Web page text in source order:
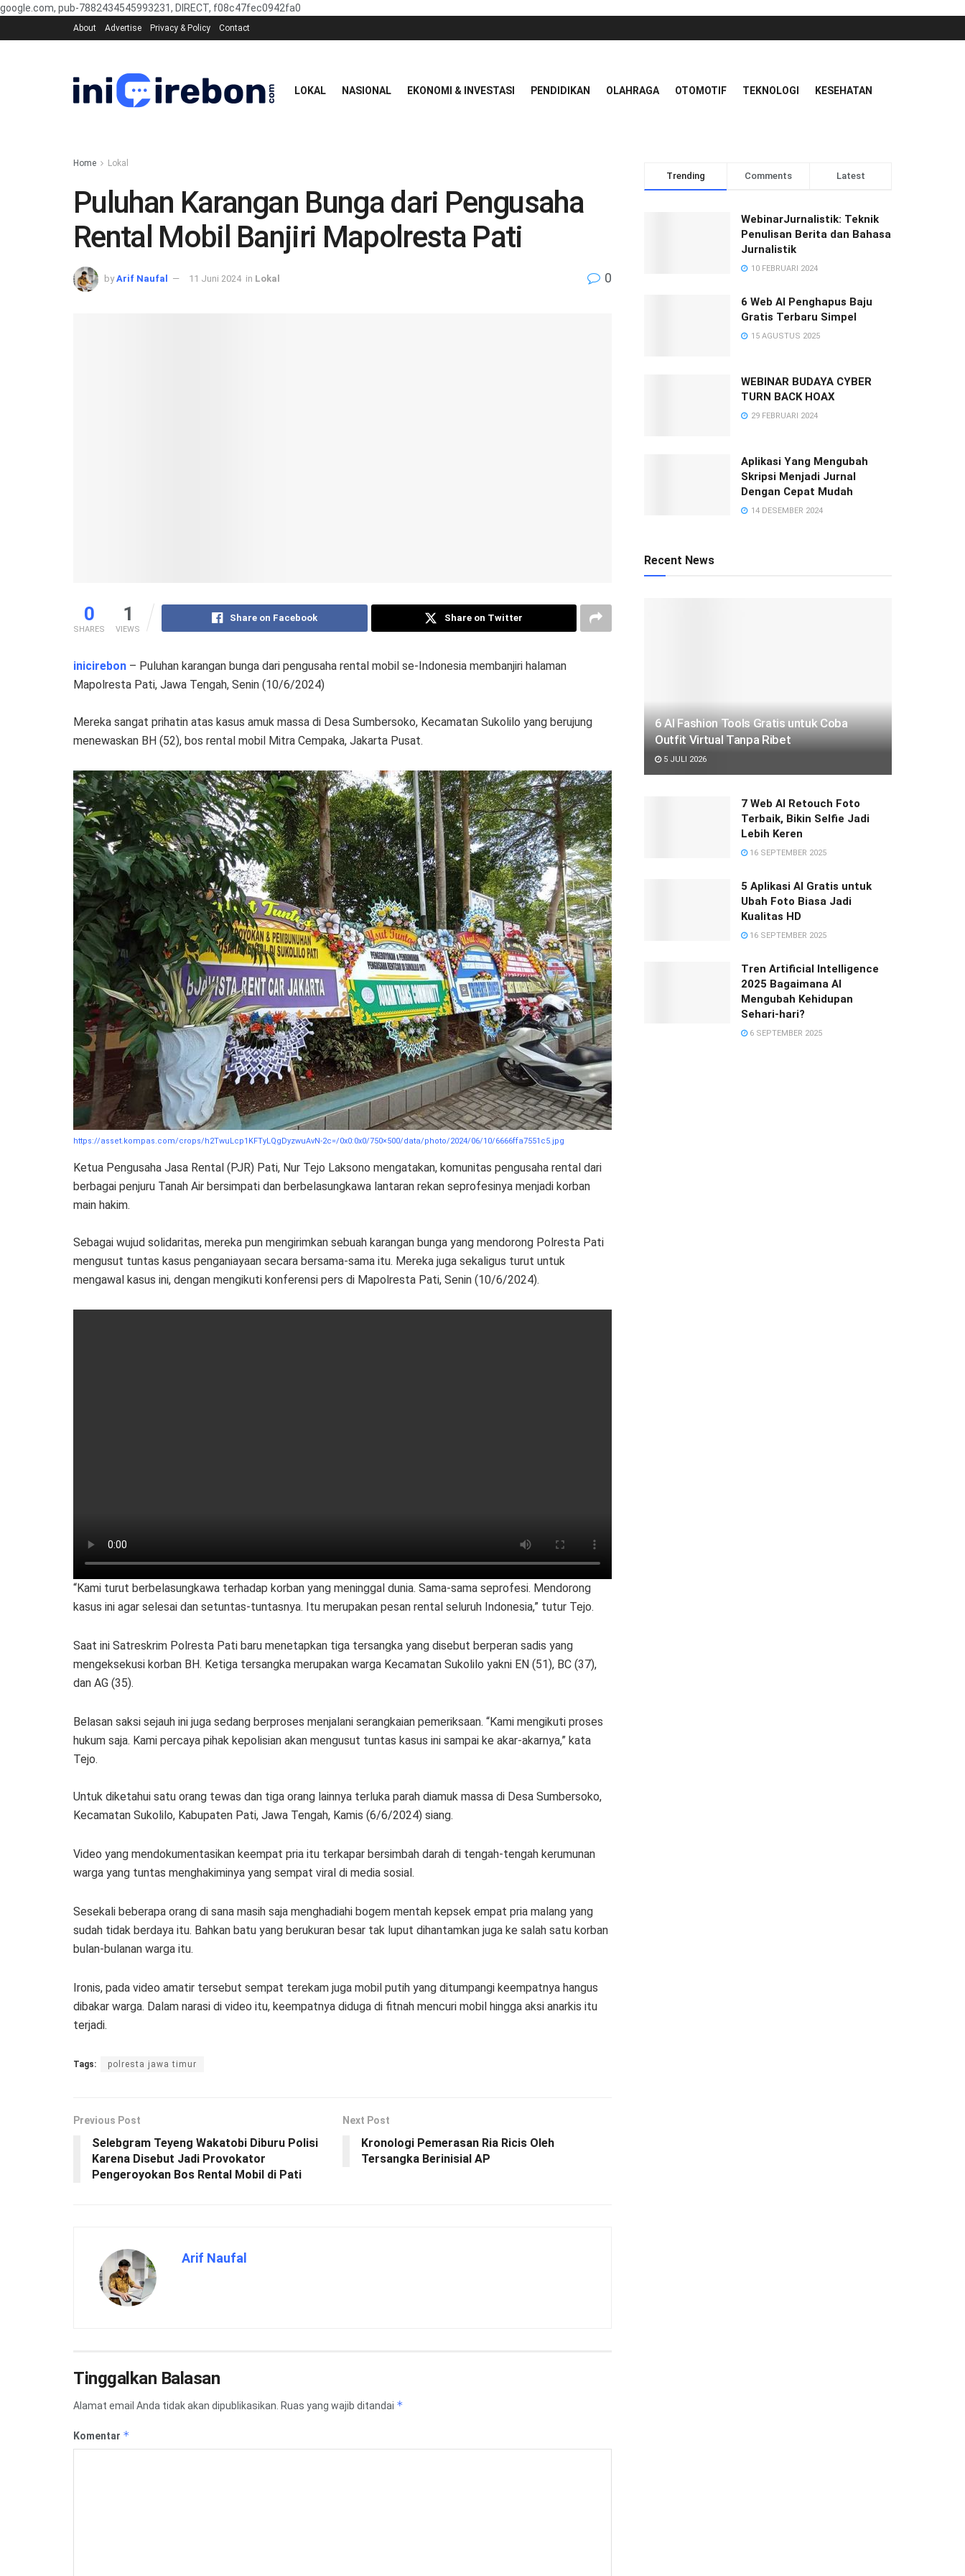
google.com, pub-7882434545993231, DIRECT, f08c47fec0942fa0
About Advertise Privacy & Policy Contact
LOKAL NASIONAL EKONOMI & INVESTASI PENDIDIKAN OLAHRAGA OTOMOTIF TEKNOLOGI KESEHATAN
Home Lokal
Puluhan Karangan Bunga dari Pengusaha
Rental Mobil Banjiri Mapolresta Pati
by Arif Naufal 11 Juni 2024 in Lokal 0
0
SHARES
1
VIEWS
Share on Facebook Share on Twitter
inicirebon – Puluhan karangan bunga dari pengusaha rental mobil se-Indonesia membanjiri halaman
Mapolresta Pati, Jawa Tengah, Senin (10/6/2024)
Mereka sangat prihatin atas kasus amuk massa di Desa Sumbersoko, Kecamatan Sukolilo yang berujung
menewaskan BH (52), bos rental mobil Mitra Cempaka, Jakarta Pusat.
https://asset.kompas.com/crops/h2TwuLcp1KFTyLQgDyzwuAvN-2c=/0x0:0x0/750×500/data/photo/2024/06/10/6666ffa7551c5.jpg
Ketua Pengusaha Jasa Rental (PJR) Pati, Nur Tejo Laksono mengatakan, komunitas pengusaha rental dari
berbagai penjuru Tanah Air bersimpati dan berbelasungkawa lantaran rekan seprofesinya menjadi korban
main hakim.
Sebagai wujud solidaritas, mereka pun mengirimkan sebuah karangan bunga yang mendorong Polresta Pati
mengusut tuntas kasus penganiayaan secara bersama-sama itu. Mereka juga sekaligus turut untuk
mengawal kasus ini, dengan mengikuti konferensi pers di Mapolresta Pati, Senin (10/6/2024).
“Kami turut berbelasungkawa terhadap korban yang meninggal dunia. Sama-sama seprofesi. Mendorong
kasus ini agar selesai dan setuntas-tuntasnya. Itu merupakan pesan rental seluruh Indonesia,” tutur Tejo.
Saat ini Satreskrim Polresta Pati baru menetapkan tiga tersangka yang disebut berperan sadis yang
mengeksekusi korban BH. Ketiga tersangka merupakan warga Kecamatan Sukolilo yakni EN (51), BC (37),
dan AG (35).
Belasan saksi sejauh ini juga sedang berproses menjalani serangkaian pemeriksaan. “Kami mengikuti proses
hukum saja. Kami percaya pihak kepolisian akan mengusut tuntas kasus ini sampai ke akar-akarnya,” kata
Tejo.
Untuk diketahui satu orang tewas dan tiga orang lainnya terluka parah diamuk massa di Desa Sumbersoko,
Kecamatan Sukolilo, Kabupaten Pati, Jawa Tengah, Kamis (6/6/2024) siang.
Video yang mendokumentasikan keempat pria itu terkapar bersimbah darah di tengah-tengah kerumunan
warga yang tuntas menghakiminya yang sempat viral di media sosial.
Sesekali beberapa orang di sana masih saja menghadiahi bogem mentah kepsek empat pria malang yang
sudah tidak berdaya itu. Bahkan batu yang berukuran besar tak luput dihantamkan juga ke salah satu korban
bulan-bulanan warga itu.
Ironis, pada video amatir tersebut sempat terekam juga mobil putih yang ditumpangi keempatnya hangus
dibakar warga. Dalam narasi di video itu, keempatnya diduga di fitnah mencuri mobil hingga aksi anarkis itu
terjadi.
Tags: polresta jawa timur
Previous Post
Selebgram Teyeng Wakatobi Diburu Polisi
Karena Disebut Jadi Provokator
Pengeroyokan Bos Rental Mobil di Pati
Next Post
Kronologi Pemerasan Ria Ricis Oleh
Tersangka Berinisial AP
Arif Naufal
Tinggalkan Balasan
Alamat email Anda tidak akan dipublikasikan. Ruas yang wajib ditandai *
Komentar *
Trending Comments Latest
WebinarJurnalistik: Teknik
Penulisan Berita dan Bahasa
Jurnalistik
10 FEBRUARI 2024
6 Web AI Penghapus Baju
Gratis Terbaru Simpel
15 AGUSTUS 2025
WEBINAR BUDAYA CYBER
TURN BACK HOAX
29 FEBRUARI 2024
Aplikasi Yang Mengubah
Skripsi Menjadi Jurnal
Dengan Cepat Mudah
14 DESEMBER 2024
Recent News
6 AI Fashion Tools Gratis untuk Coba
Outfit Virtual Tanpa Ribet
5 JULI 2026
7 Web AI Retouch Foto
Terbaik, Bikin Selfie Jadi
Lebih Keren
16 SEPTEMBER 2025
5 Aplikasi AI Gratis untuk
Ubah Foto Biasa Jadi
Kualitas HD
16 SEPTEMBER 2025
Tren Artificial Intelligence
2025 Bagaimana AI
Mengubah Kehidupan
Sehari-hari?
6 SEPTEMBER 2025